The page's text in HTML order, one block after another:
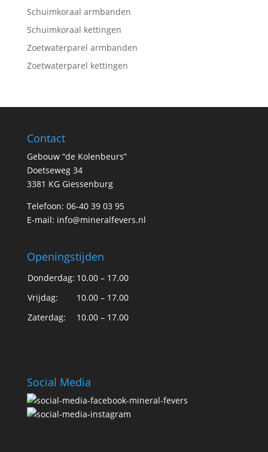
Schuimkoraal armbanden
Schuimkoraal kettingen
Zoetwaterparel armbanden
Zoetwaterparel kettingen
Contact
Gebouw “de Kolenbeurs”
Doetseweg 34
3381 KG Giessenburg
Telefoon: 06-40 39 03 95
E-mail: info@mineralfevers.nl
Openingstijden
Donderdag: 10.00 – 17.00
Vrijdag:
10.00 – 17.00
Zaterdag:
10.00 – 17.00
Social Media